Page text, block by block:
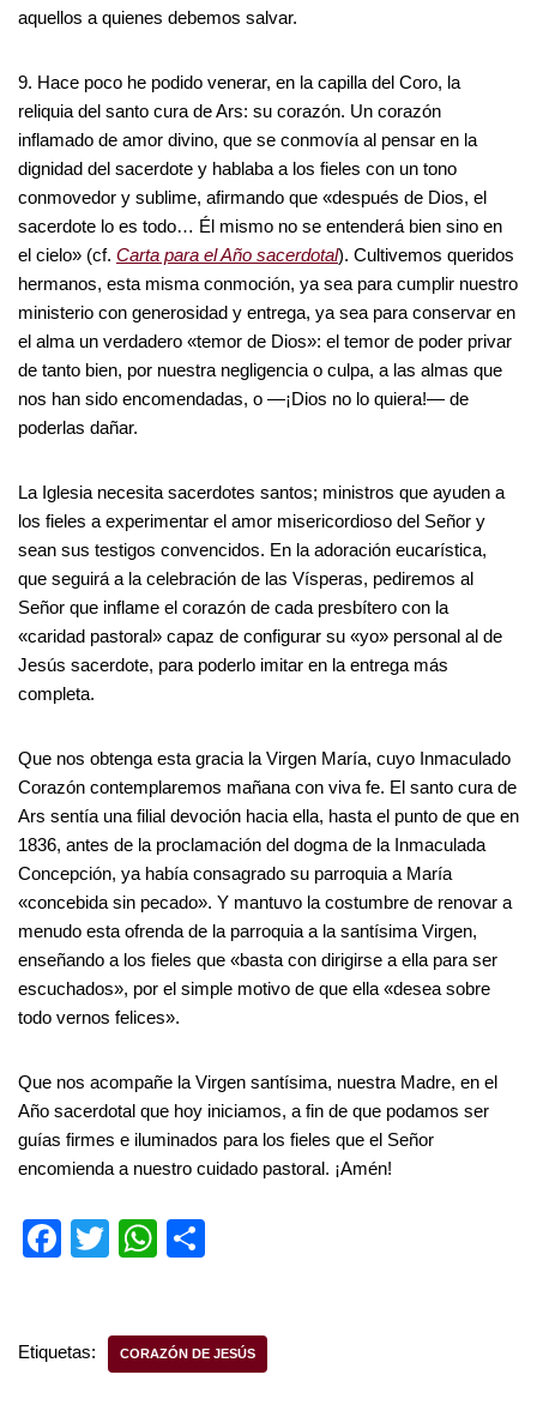
aquellos a quienes debemos salvar.
9. Hace poco he podido venerar, en la capilla del Coro, la
reliquia del santo cura de Ars: su corazón. Un corazón
inflamado de amor divino, que se conmovía al pensar en la
dignidad del sacerdote y hablaba a los fieles con un tono
conmovedor y sublime, afirmando que «después de Dios, el
sacerdote lo es todo… Él mismo no se entenderá bien sino en
el cielo» (cf. Carta para el Año sacerdotal). Cultivemos queridos
hermanos, esta misma conmoción, ya sea para cumplir nuestro
ministerio con generosidad y entrega, ya sea para conservar en
el alma un verdadero «temor de Dios»: el temor de poder privar
de tanto bien, por nuestra negligencia o culpa, a las almas que
nos han sido encomendadas, o —¡Dios no lo quiera!— de
poderlas dañar.
La Iglesia necesita sacerdotes santos; ministros que ayuden a
los fieles a experimentar el amor misericordioso del Señor y
sean sus testigos convencidos. En la adoración eucarística,
que seguirá a la celebración de las Vísperas, pediremos al
Señor que inflame el corazón de cada presbítero con la
«caridad pastoral» capaz de configurar su «yo» personal al de
Jesús sacerdote, para poderlo imitar en la entrega más
completa.
Que nos obtenga esta gracia la Virgen María, cuyo Inmaculado
Corazón contemplaremos mañana con viva fe. El santo cura de
Ars sentía una filial devoción hacia ella, hasta el punto de que en
1836, antes de la proclamación del dogma de la Inmaculada
Concepción, ya había consagrado su parroquia a María
«concebida sin pecado». Y mantuvo la costumbre de renovar a
menudo esta ofrenda de la parroquia a la santísima Virgen,
enseñando a los fieles que «basta con dirigirse a ella para ser
escuchados», por el simple motivo de que ella «desea sobre
todo vernos felices».
Que nos acompañe la Virgen santísima, nuestra Madre, en el
Año sacerdotal que hoy iniciamos, a fin de que podamos ser
guías firmes e iluminados para los fieles que el Señor
encomienda a nuestro cuidado pastoral. ¡Amén!
F
e
T
er
W
s
e
Etiquetas: CORAZÓN DE JESÚS